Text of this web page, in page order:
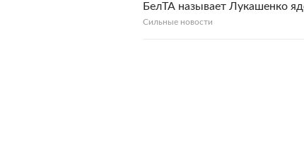
БелТА называет Лукашенко
Сильные новости